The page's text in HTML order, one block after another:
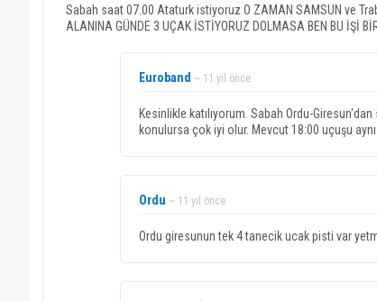
Sabah saat 07.00 Ataturk istiyoruz O ZAMAN SAMSUN ve
ALANINA GÜNDE 3 UÇAK İSTİYORUZ DOLMASA BEN BU İŞİ
Euroband ~ 11 yıl önce
Kesinlikle katılıyorum. Sabah Ordu-
konulursa çok iyi olur. Mevcut 18:00 uçuşu
Ordu ~ 11 yıl önce
Ordu giresunun tek 4 tanecik ucak pisti var